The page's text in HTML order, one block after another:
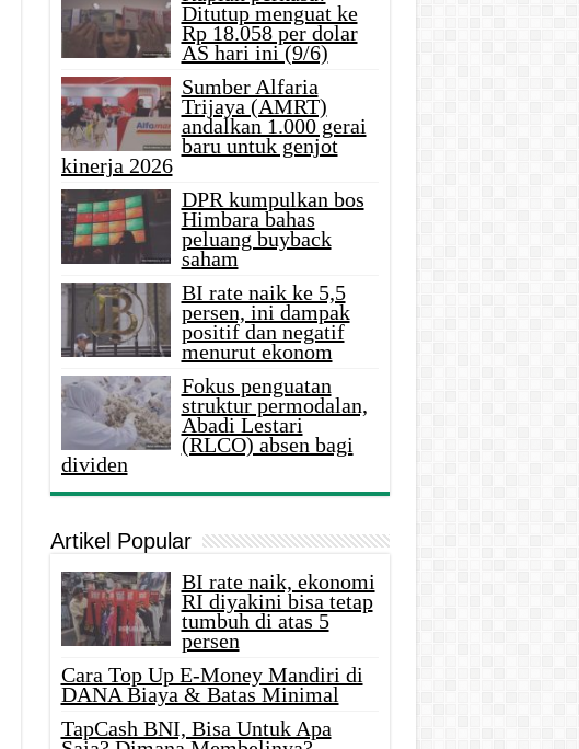
Ditutup menguat ke
Rp 18.058 per dolar
AS hari ini (9/6)
Sumber Alfaria
Trijaya (AMRT)
andalkan 1.000 gerai
baru untuk genjot
kinerja 2026
DPR kumpulkan bos
Himbara bahas
peluang buyback
saham
BI rate naik ke 5,5
persen, ini dampak
positif dan negatif
menurut ekonom
Fokus penguatan
struktur permodalan,
Abadi Lestari
(RLCO) absen bagi
dividen
Artikel Popular
BI rate naik, ekonomi
RI diyakini bisa tetap
tumbuh di atas 5
persen
Cara Top Up E-Money Mandiri di
DANA Biaya & Batas Minimal
TapCash BNI, Bisa Untuk Apa